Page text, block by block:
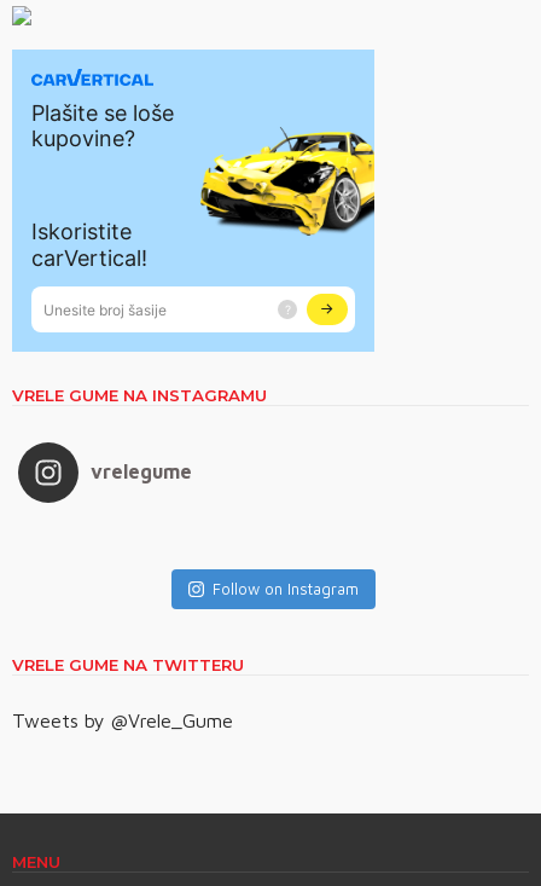
VRELE GUME NA INSTAGRAMU
vrelegume
Follow on Instagram
VRELE GUME NA TWITTERU
Tweets by @Vrele_Gume
MENU